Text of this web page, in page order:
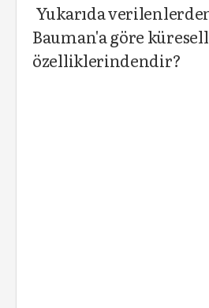
Yukarıda
Bauman'a göre
özelliklerindendir?